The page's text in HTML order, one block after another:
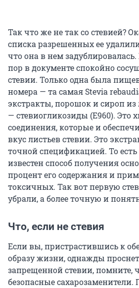
Так что же не так со стевией?
списка разрешенных ее
что она в нем
пор в документе спокойно
стевии. Только одна была
номера — та самая Stevia
экстракты, порошок и сироп из
— стевиогликозиды (Е960). Это
соединения, которые и
вкус листьев стевии. Это
точной спецификацией. То есть
известен способ получения
процент его содержания и
токсичных. Так вот первую
убрали, а более точную и
Что, если не стевия
Если вы, пристрастившись к
образу жизни, однажды
запрещенной стевии, помните,
безопасные сахарозаменители.